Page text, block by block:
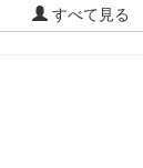
すべて見る